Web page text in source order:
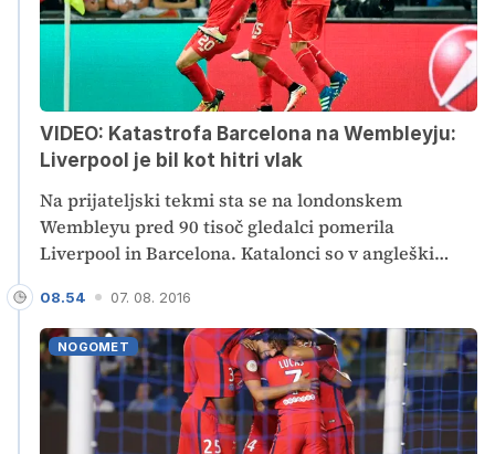
VIDEO: Katastrofa Barcelona na Wembleyju:
Liverpool je bil kot hitri vlak
Na prijateljski tekmi sta se na londonskem
Wembleyu pred 90 tisoč gledalci pomerila
Liverpool in Barcelona. Katalonci so v angleški
saj jih je Liverpool nadigral in zmagal kar s 4:0.
Izjemno zadovoljen je bil Jürgen Klopp, malo manj
pa Luis Enrique.
NOGOMET
08.54 07. 08. 2016